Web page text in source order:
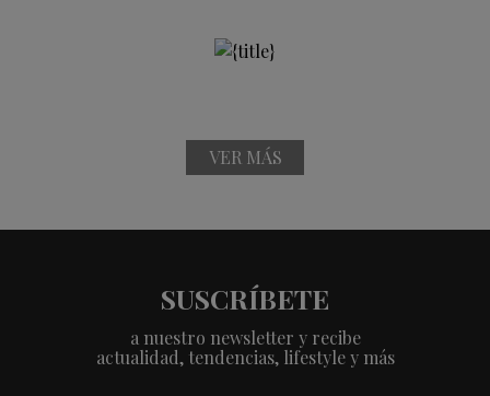
VER MÁS
SUSCRÍBETE
a nuestro newsletter y recibe
actualidad, tendencias, lifestyle y más